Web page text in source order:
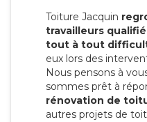
Toiture Jacquin
travailleurs
tout à tout
eux lors des
Nous pensons à
sommes prêt à
rénovation de
autres projets de